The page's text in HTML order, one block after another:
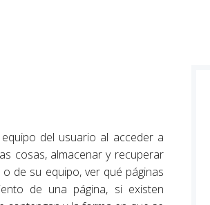
del usuario al acceder a
cosas, almacenar y recuperar
de su equipo, ver qué páginas
de una página, si existen